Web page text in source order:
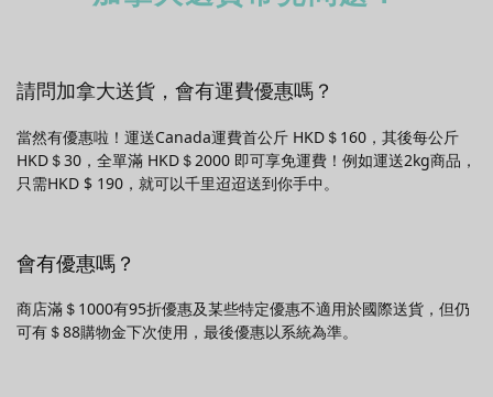
請問加拿大送貨，會有運費優惠嗎？
當然有優惠啦！運送Canada運費首公斤 HKD＄160，其後每公斤
HKD＄30，全單滿 HKD＄2000 即可享免運費！例如運送2kg商品，
只需HKD $ 190，就可以千里迢迢送到你手中。
會有優惠嗎？
商店滿＄1000有95折優惠及某些特定優惠不適用於國際送貨，但仍
可有＄88購物金下次使用，最後優惠以系統為準。